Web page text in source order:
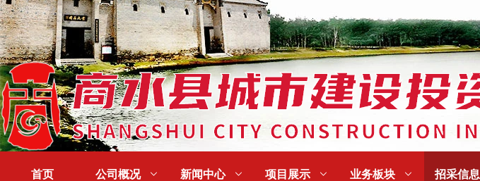
首页 公司概况  新闻中心  项目展示  业务板块  招采信息